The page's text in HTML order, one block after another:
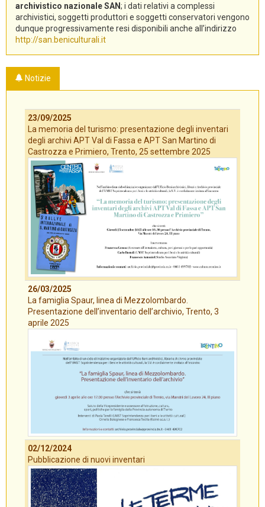
archivistico nazionale SAN; i dati relativi a complessi
archivistici, soggetti produttori e soggetti conservatori vengono
dunque progressivamente resi disponibili anche all’indirizzo
http://san.beniculturali.it
Notizie
23/09/2025
La memoria del turismo: presentazione degli inventari
degli archivi APT Val di Fassa e APT San Martino di
Castrozza e Primiero, Trento, 25 settembre 2025
26/03/2025
La famiglia Spaur, linea di Mezzolombardo.
Presentazione dell’inventario dell’archivio, Trento, 3
aprile 2025
02/12/2024
Pubblicazione di nuovi inventari